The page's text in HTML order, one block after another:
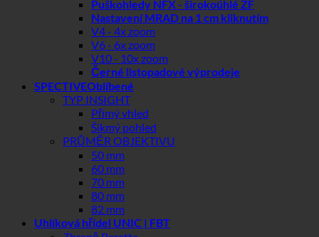
Puškohledy NFX - širokoúhlé ZF
Nastavení MRAD na 1 cm kliknutím
V4 - 4x zoom
V6 - 6x zoom
V10 - 10x zoom
Černé listopadové výprodeje
SPECTIVE
TYP INSIGHT
Přímý vhled
Šikmý pohled
PRŮMĚR OBJEKTIVU
50 mm
60 mm
70 mm
80 mm
82 mm
Uhlíková hřídel UNIC | FBT